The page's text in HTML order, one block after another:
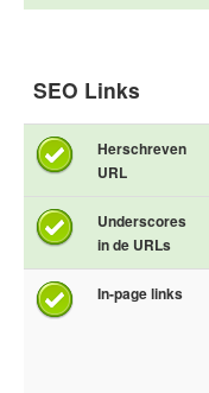
SEO Links
Herschreven
URL
Underscores
in de URLs
In-page links